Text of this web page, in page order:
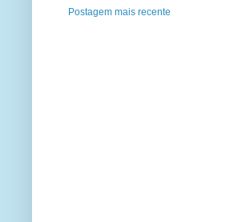
Postagem mais recente